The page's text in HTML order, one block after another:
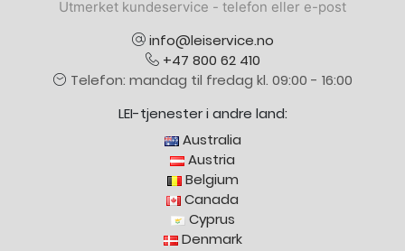
Utmerket kundeservice - telefon eller e-post
info@leiservice.no
+47 800 62 410
Telefon: mandag til fredag kl. 09:00 - 16:00
LEI-tjenester i andre land:
Australia
Austria
Belgium
Canada
Cyprus
Denmark